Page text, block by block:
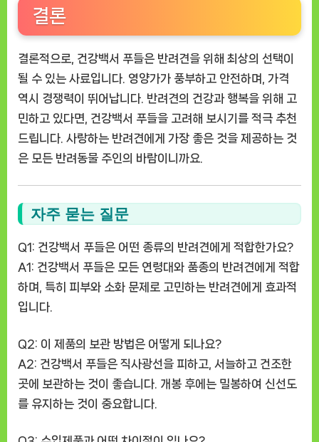
결론
결론적으로, 건강백서 푸들은 반려견을 위해 최상의 선택이
될 수 있는 사료입니다. 영양가가 풍부하고 안전하며, 가격
역시 경쟁력이 뛰어납니다. 반려견의 건강과 행복을 위해 고
민하고 있다면, 건강백서 푸들을 고려해 보시기를 적극 추천
드립니다. 사랑하는 반려견에게 가장 좋은 것을 제공하는 것
은 모든 반려동물 주인의 바람이니까요.
자주 묻는 질문
Q1: 건강백서 푸들은 어떤 종류의 반려견에게 적합한가요?
A1: 건강백서 푸들은 모든 연령대와 품종의 반려견에게 적합
하며, 특히 피부와 소화 문제로 고민하는 반려견에게 효과적
입니다.
Q2: 이 제품의 보관 방법은 어떻게 되나요?
A2: 건강백서 푸들은 직사광선을 피하고, 서늘하고 건조한
곳에 보관하는 것이 좋습니다. 개봉 후에는 밀봉하여 신선도
를 유지하는 것이 중요합니다.